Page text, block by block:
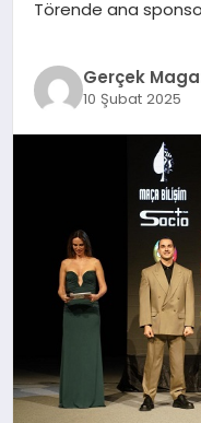
Törende ana
Gerçek
10 Şubat 2025